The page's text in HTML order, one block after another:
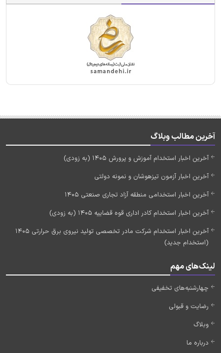
آخرین مطالب وبلاگ
آخرین اخبار استخدام آموزش و پرورش 1405 (به زودی)
آخرین اخبار آزمون تیزهوشان و نمونه دولتی
آخرین اخبار استخدامی منطقه آزاد تجاری صنعتی 1405
آخرین اخبار استخدام کادر اداری قوه قضاییه 1405 (به زودی)
آخرین اخبار استخدام شرکت مادر تخصصی تولید نیروی برق حرارتی 1405
(استخدام جدید)
لینک‌های مهم
چهارشنبه‌های تخفیفی
رضایت و قبولی
وبلاگ
درباره ما